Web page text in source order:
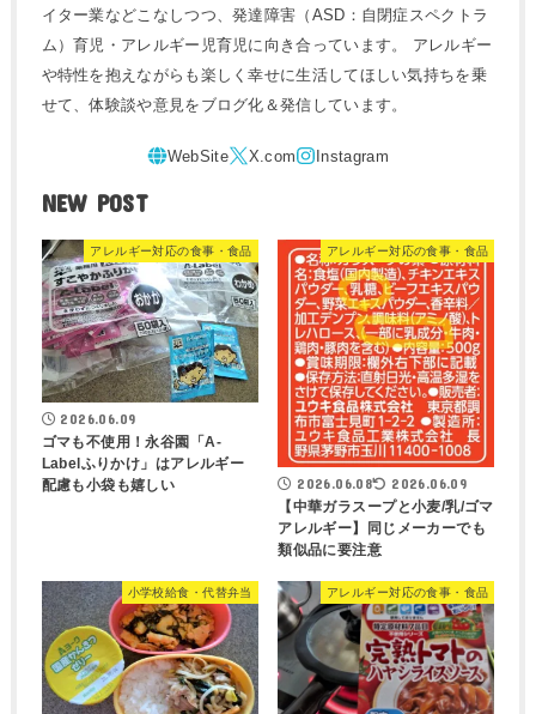
イター業などこなしつつ、発達障害（ASD：自閉症スペクトラ
ム）育児・アレルギー児育児に向き合っています。 アレルギー
や特性を抱えながらも楽しく幸せに生活してほしい気持ちを乗
せて、体験談や意見をブログ化＆発信しています。
NEW POST
アレルギー対応の食事・食品
2026.06.09
ゴマも不使用！永谷園「A-
Labelふりかけ」はアレルギー
配慮も小袋も嬉しい
アレルギー対応の食事・食品
2026.06.08 2026.06.09
【中華ガラスープと小麦/乳/ゴマ
アレルギー】同じメーカーでも
類似品に要注意
小学校給食・代替弁当 アレルギー対応の食事・食品